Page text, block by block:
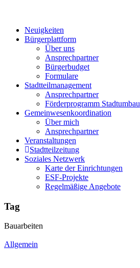
Neuigkeiten
Bürgerplattform
Über uns
Ansprechpartner
Bürgerbudget
Formulare
Stadtteilmanagement
Ansprechpartner
Förderprogramm Stadtumbau
Gemeinwesenkoordination
Über mich
Ansprechpartner
Veranstaltungen
Stadtteilzeitung
Soziales Netzwerk
Karte der Einrichtungen
ESF-Projekte
Regelmäßige Angebote
Tag
Bauarbeiten
Allgemein